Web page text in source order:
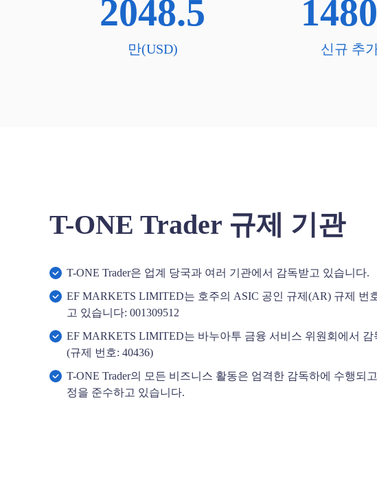
2048.5
만(USD) 신규 추
T-ONE Trader 규제 기관
T-ONE Trader은 업계 당국과 여러 기관에서 감독받고 있습니다.
EF MARKETS LIMITED는 호주의 ASIC 공인 규제(AR) 규제 번
고 있습니다: 001309512
EF MARKETS LIMITED는 바누아투 금융 서비스 위원회에서 감
(규제 번호: 40436)
T-ONE Trader의 모든 비즈니스 활동은 엄격한 감독하에 수행되
정을 준수하고 있습니다.